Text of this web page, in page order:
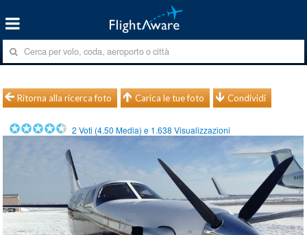
Ritorna alla ricerca foto Carica le tue foto Condividi
2 Voti (4.50 Media) e 1.638 Visualizzazioni